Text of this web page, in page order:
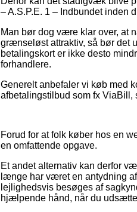
– A.S.P.E. 1 – Indbundet inden
Man bør dog være klar over, at
grænseløst attraktiv, så bør det
betalingskort er ikke desto
forhandlere.
Generelt anbefaler vi køb med
afbetalingstilbud som fx ViaBill,
Forud for at folk køber hos en
en omfattende opgave.
Et andet alternativ kan derfor
længe har været en antydning
lejlighedsvis besøges af
hjælpende hånd, når du